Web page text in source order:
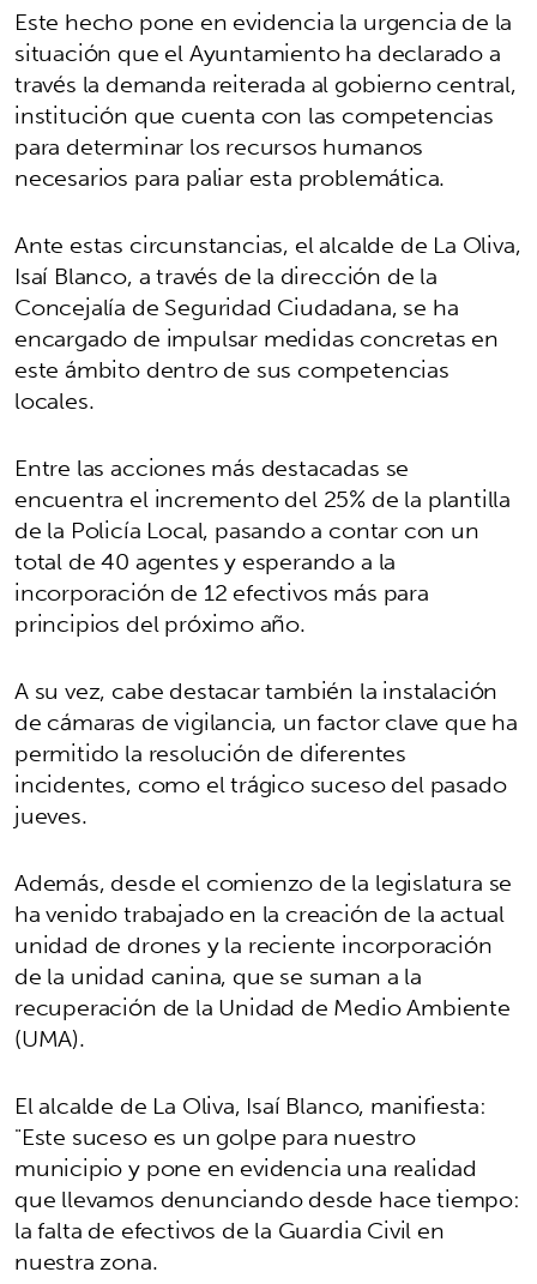
Este hecho pone en evidencia la urgencia de la
situación que el Ayuntamiento ha declarado a
través la demanda reiterada al gobierno central,
institución que cuenta con las competencias
para determinar los recursos humanos
necesarios para paliar esta problemática.
Ante estas circunstancias, el alcalde de La Oliva,
Isaí Blanco, a través de la dirección de la
Concejalía de Seguridad Ciudadana, se ha
encargado de impulsar medidas concretas en
este ámbito dentro de sus competencias
locales.
Entre las acciones más destacadas se
encuentra el incremento del 25% de la plantilla
de la Policía Local, pasando a contar con un
total de 40 agentes y esperando a la
incorporación de 12 efectivos más para
principios del próximo año.
A su vez, cabe destacar también la instalación
de cámaras de vigilancia, un factor clave que ha
permitido la resolución de diferentes
incidentes, como el trágico suceso del pasado
jueves.
Además, desde el comienzo de la legislatura se
ha venido trabajado en la creación de la actual
unidad de drones y la reciente incorporación
de la unidad canina, que se suman a la
recuperación de la Unidad de Medio Ambiente
(UMA).
El alcalde de La Oliva, Isaí Blanco, manifiesta:
"Este suceso es un golpe para nuestro
municipio y pone en evidencia una realidad
que llevamos denunciando desde hace tiempo:
la falta de efectivos de la Guardia Civil en
nuestra zona.